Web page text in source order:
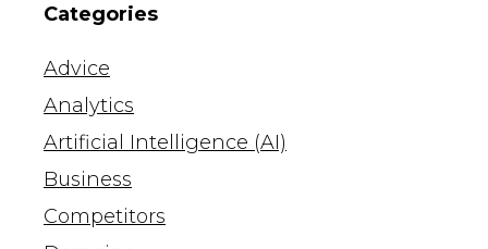
Categories
Advice
Analytics
Artificial Intelligence (AI)
Business
Competitors